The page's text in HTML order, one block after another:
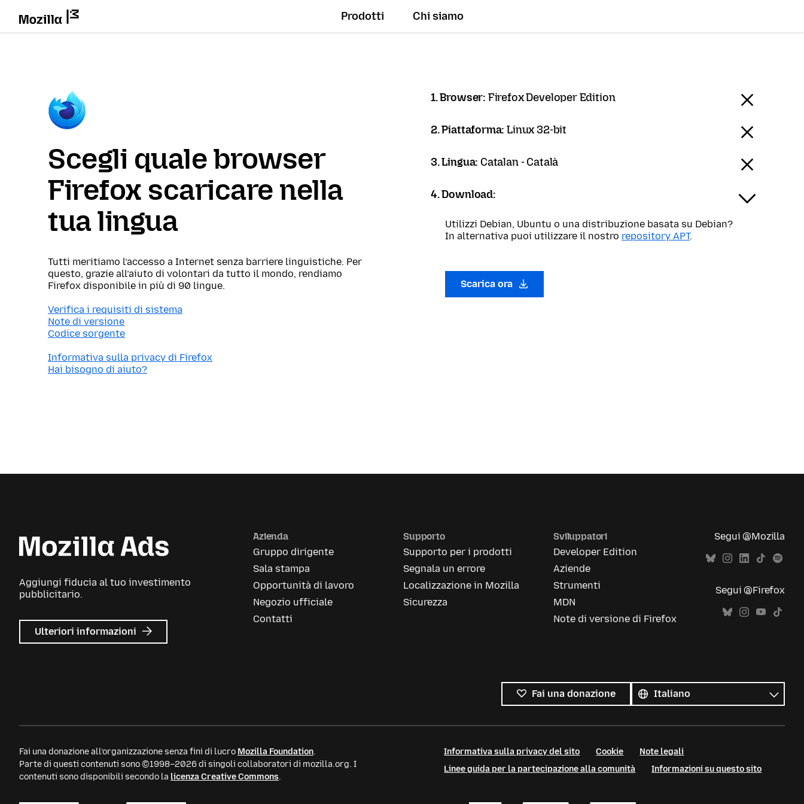
Prodotti Chi siamo
Scegli quale browser
Firefox scaricare nella
tua lingua
Tutti meritiamo l’accesso a Internet senza barriere linguistiche. Per
questo, grazie all’aiuto di volontari da tutto il mondo, rendiamo
Firefox disponibile in più di 90 lingue.
Verifica i requisiti di sistema
Note di versione
Codice sorgente
Informativa sulla privacy di Firefox
Hai bisogno di aiuto?
1. Browser: Firefox Developer Edition
2. Piattaforma:Linux 32-bit
3. Lingua: Catalan - Català
4. Download:
Utilizzi Debian, Ubuntu o una distribuzione basata su Debian?
In alternativa puoi utilizzare il nostro repository APT.
Scarica ora
Aggiungi fiducia al tuo investimento
pubblicitario.
Ulteriori informazioni su
Mozilla
Azienda
Gruppo dirigente
Sala stampa
Opportunità di lavoro
Negozio ufficiale
Contatti
Supporto
Supporto per i prodotti
Segnala un errore
Localizzazione in Mozilla
Sicurezza
Sviluppatori
Developer Edition
Aziende
Strumenti
MDN
Note di versione di Firefox
Segui @Mozilla
Segui @Firefox
Fai una donazione
le
lingue
Lingua
Fai una donazione all’organizzazione senza fini di lucro Mozilla Foundation.
Parte di questi contenuti sono ©1998–2026 di singoli collaboratori di mozilla.org. I
contenuti sono disponibili secondo la licenza Creative Commons.
Informativa sulla privacy del sito Cookie
Note legali
Linee guida per la partecipazione alla comunità
Informazioni su questo sito